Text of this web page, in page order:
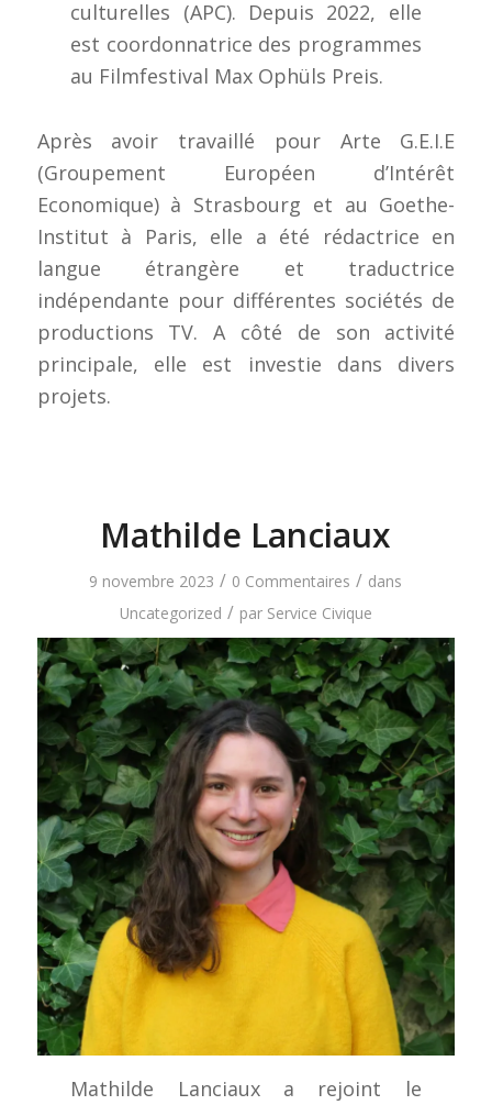
culturelles (APC). Depuis 2022, elle
est coordonnatrice des programmes
au Filmfestival Max Ophüls Preis.
Après avoir travaillé pour Arte G.E.I.E
(Groupement Européen d’Intérêt
Economique) à Strasbourg et au Goethe-
Institut à Paris, elle a été rédactrice en
langue étrangère et traductrice
indépendante pour différentes sociétés de
productions TV. A côté de son activité
principale, elle est investie dans divers
projets.
Mathilde Lanciaux
9 novembre 2023 / 0 Commentaires / dans
Uncategorized / par Service Civique
Mathilde Lanciaux a rejoint le